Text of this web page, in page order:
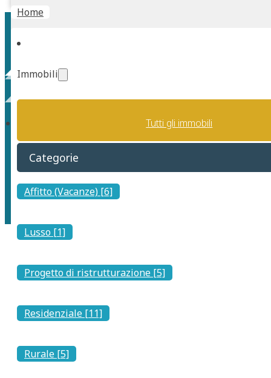
Home
Immobili
Tutti gli immobili
Categorie
Affitto (Vacanze) [6]
Lusso [1]
Progetto di ristrutturazione [5]
Residenziale [11]
Rurale [5]
Settimo San Pietro
Scopri Settimo San Pietro: Un Gioiello Nascosto nella Campagna
Settimo San Pietro, situato a soli 12 chilometri a nord-est di
offre una combinazione unica di storia, cultura e tranquillità. Se stai
essere nella tua lista. Questo piccolo paese sprigiona fascino grazie
Breve Storia